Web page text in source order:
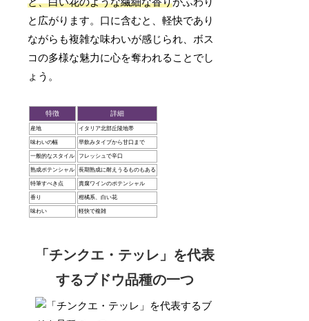
と広がります。口に含むと、軽快であり
ながらも複雑な味わいが感じられ、ボス
コの多様な魅力に心を奪われることでし
ょう。
特徴 詳細
産地 イタリア北部丘陵地帯
味わいの幅 早飲みタイプから甘口まで
一般的なスタイル フレッシュで辛口
熟成ポテンシャル 長期熟成に耐えうるものもある
特筆すべき点 貴腐ワインのポテンシャル
香り 柑橘系、白い花
味わい 軽快で複雑
「チンクエ・テッレ」を代表
するブドウ品種の一つ